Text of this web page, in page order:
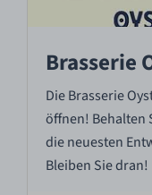
Brasserie
Die Brasserie
öffnen! Behalten
die neuesten
Bleiben Sie dran!